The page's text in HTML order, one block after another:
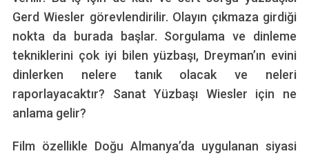
Gerd Wiesler görevlendirilir. Olayın çıkmaza girdiği
nokta da burada başlar. Sorgulama ve dinleme
tekniklerini çok iyi bilen yüzbaşı, Dreyman’ın evini
dinlerken nelere tanık olacak ve neleri
raporlayacaktır? Sanat Yüzbaşı Wiesler için ne
anlama gelir?
Film özellikle Doğu Almanya’da uygulanan siyasi